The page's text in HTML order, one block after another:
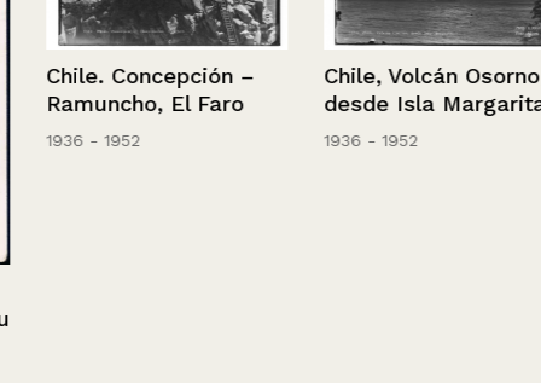
Chile. Concepción –
Ramuncho, El Faro
1936 - 1952
Chile, Volcán Osorno,
desde Isla Margarita
1936 - 1952